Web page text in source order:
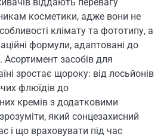
косметики, адже вони не
клімату та фототипу, а
формули, адаптовані до
Асортимент засобів для
зростає щороку: від лосьйонів
флюїдів до
кремів з додатковими
який сонцезахисний
і що враховувати під час